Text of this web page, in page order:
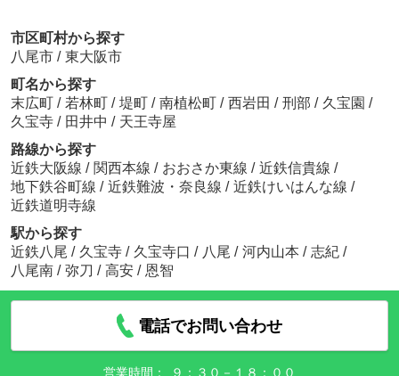
市区町村から探す
八尾市 / 東大阪市
町名から探す
末広町 / 若林町 / 堤町 / 南植松町 / 西岩田 / 刑部 / 久宝園 /
久宝寺 / 田井中 / 天王寺屋
路線から探す
近鉄大阪線 / 関西本線 / おおさか東線 / 近鉄信貴線 /
地下鉄谷町線 / 近鉄難波・奈良線 / 近鉄けいはんな線 /
近鉄道明寺線
駅から探す
近鉄八尾 / 久宝寺 / 久宝寺口 / 八尾 / 河内山本 / 志紀 /
八尾南 / 弥刀 / 高安 / 恩智
電話でお問い合わせ
営業時間： ９：３０－１８：００